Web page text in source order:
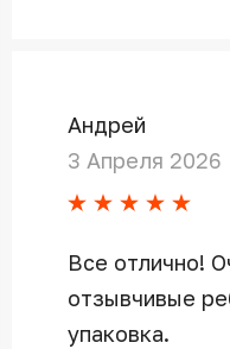
Андрей
3 Апреля 2026
Все отлично!
отзывчивые
упаковка.